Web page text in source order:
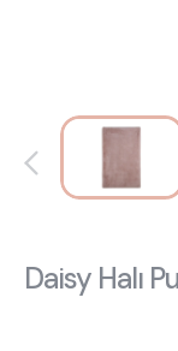
Kurulum &
Daisy Halı